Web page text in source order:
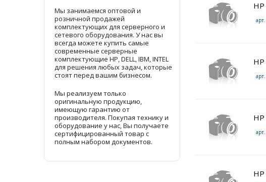
Мы занимаемся оптовой и
розничной продажей
комплектующих для серверного и
сетевого оборудования. У нас вы
всегда можете купить самые
современные серверные
комплектующие HP, DELL, IBM, INTEL
для решения любых задач, которые
стоят перед вашим бизнесом.
Мы реализуем только
оригинальную продукцию,
имеющую гарантию от
производителя. Покупая технику и
оборудование у нас, Вы получаете
сертифицированный товар с
полным набором документов.
арт.
арт.
арт.